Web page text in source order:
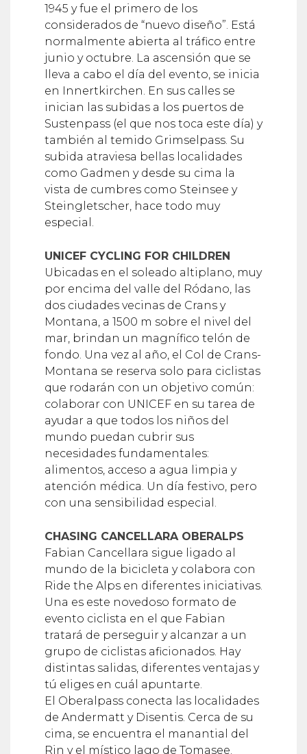
1945 y fue el primero de los
considerados de “nuevo diseño”. Está
normalmente abierta al tráfico entre
junio y octubre. La ascensión que se
lleva a cabo el día del evento, se inicia
en Innertkirchen. En sus calles se
inician las subidas a los puertos de
Sustenpass (el que nos toca este día) y
también al temido Grimselpass. Su
subida atraviesa bellas localidades
como Gadmen y desde su cima la
vista de cumbres como Steinsee y
Steingletscher, hace todo muy
especial.
UNICEF CYCLING FOR CHILDREN
Ubicadas en el soleado altiplano, muy
por encima del valle del Ródano, las
dos ciudades vecinas de Crans y
Montana, a 1500 m sobre el nivel del
mar, brindan un magnífico telón de
fondo. Una vez al año, el Col de Crans-
Montana se reserva solo para ciclistas
que rodarán con un objetivo común:
colaborar con UNICEF en su tarea de
ayudar a que todos los niños del
mundo puedan cubrir sus
necesidades fundamentales:
alimentos, acceso a agua limpia y
atención médica. Un día festivo, pero
con una sensibilidad especial.
CHASING CANCELLARA OBERALPS
Fabian Cancellara sigue ligado al
mundo de la bicicleta y colabora con
Ride the Alps en diferentes iniciativas.
Una es este novedoso formato de
evento ciclista en el que Fabian
tratará de perseguir y alcanzar a un
grupo de ciclistas aficionados. Hay
distintas salidas, diferentes ventajas y
tú eliges en cuál apuntarte.
El Oberalpass conecta las localidades
de Andermatt y Disentis. Cerca de su
cima, se encuentra el manantial del
Rin y el místico lago de Tomasee.